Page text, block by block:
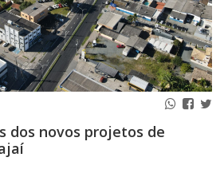
dos novos projetos de